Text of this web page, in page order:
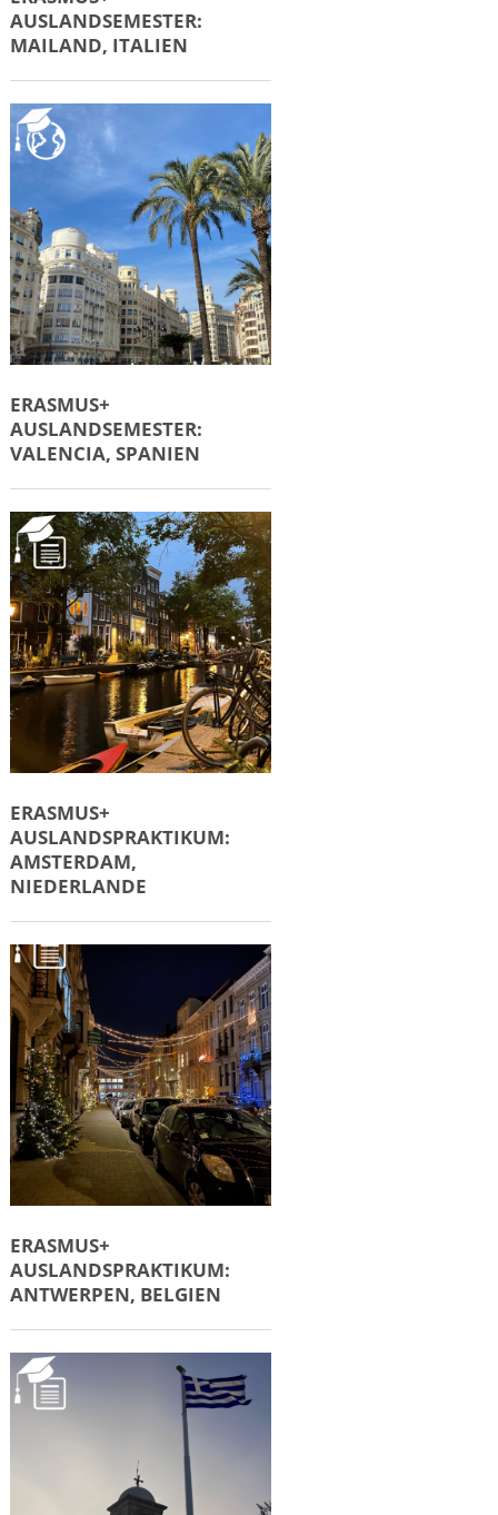
AUSLANDSEMESTER:
MAILAND, ITALIEN
ERASMUS+
AUSLANDSEMESTER:
VALENCIA, SPANIEN
ERASMUS+
AUSLANDSPRAKTIKUM:
AMSTERDAM,
NIEDERLANDE
ERASMUS+
AUSLANDSPRAKTIKUM:
ANTWERPEN, BELGIEN